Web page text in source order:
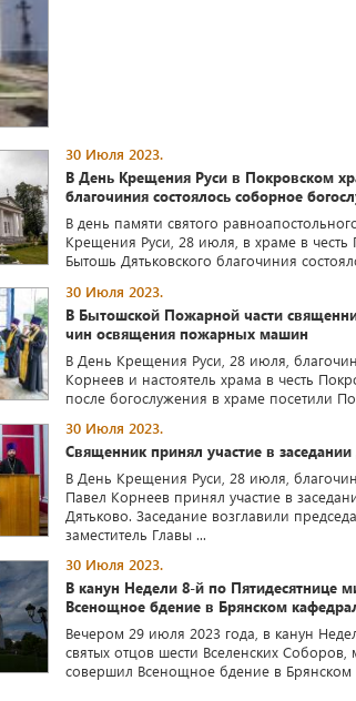
30 Июля 2023.
В День Крещения Руси в Покровском
благочиния состоялось соборное
В день памяти святого
Крещения Руси, 28 июля, в храме в
Бытошь Дятьковского благочиния
30 Июля 2023.
В Бытошской Пожарной части
чин освящения пожарных машин
В День Крещения Руси, 28 июля,
Корнеев и настоятель храма в честь
после богослужения в храме посетили
30 Июля 2023.
Священник принял участие в заседании
В День Крещения Руси, 28 июля,
Павел Корнеев принял участие в
Дятьково. Заседание возглавили
заместитель Главы ...
30 Июля 2023.
В канун Недели 8-й по Пятидесятнице
Всенощное бдение в Брянском
Вечером 29 июля 2023 года, в канун
святых отцов шести Вселенских
совершил Всенощное бдение в